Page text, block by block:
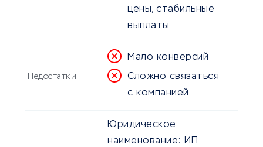
цены, стабильные
выплаты
Недостатки
Мало конверсий
Сложно связаться
с компанией
Юридическое
наименование: ИП